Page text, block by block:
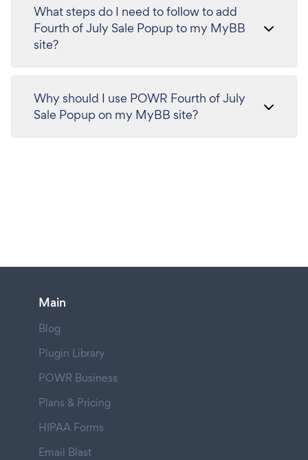
What steps do I need to follow to add
Fourth of July Sale Popup to my MyBB
site?
Why should I use POWR Fourth of July
Sale Popup on my MyBB site?
Main
Blog
Plugin Library
POWR Business
Plans & Pricing
HIPAA Forms
Email Blast